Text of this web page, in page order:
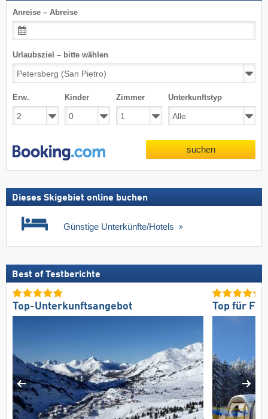
Anreise – Abreise
Urlaubsziel – bitte wählen
Erw. Kinder Zimmer Unterkunftstyp
suchen
Dieses Skigebiet online buchen
Günstige Unterkünfte/Hotels
Best of Testberichte
Top-Unterkunftsangebot Top für